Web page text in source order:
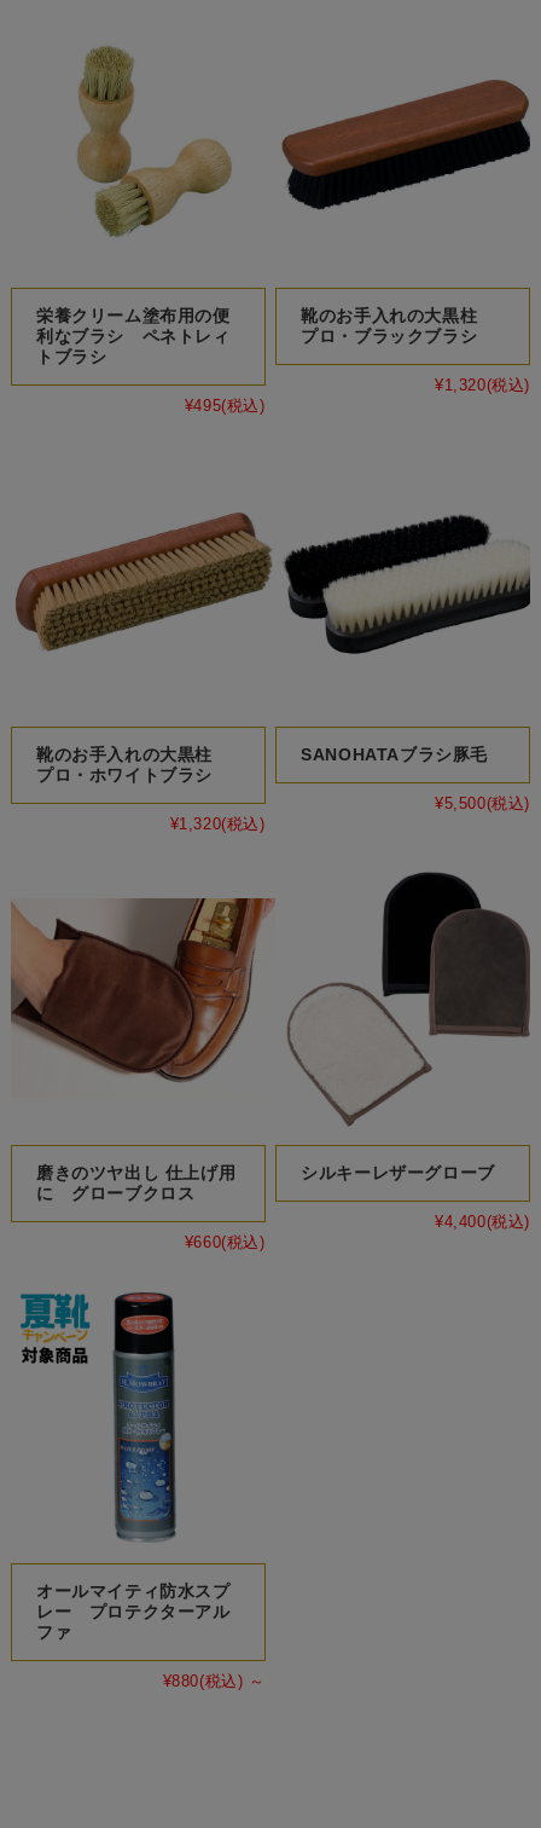
栄養クリーム塗布用の便
利なブラシ ペネトレィ
トブラシ
¥495(税込)
靴のお手入れの大黒柱
プロ・ブラックブラシ
¥1,320(税込)
靴のお手入れの大黒柱
プロ・ホワイトブラシ
¥1,320(税込)
SANOHATAブラシ豚毛
¥5,500(税込)
磨きのツヤ出し 仕上げ用
に グローブクロス
¥660(税込)
シルキーレザーグローブ
¥4,400(税込)
オールマイティ防水スプ
レー プロテクターアル
ファ
¥880(税込) ～